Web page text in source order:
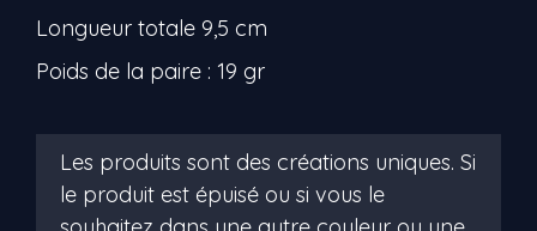
Longueur totale 9,5 cm
Poids de la paire : 19 gr